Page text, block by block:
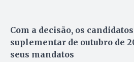
Com a decisão, os
suplementar de outubro de
seus mandatos